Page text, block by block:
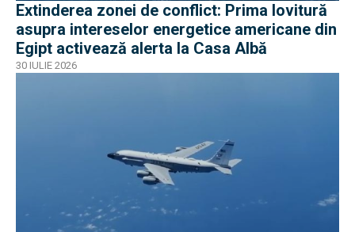
Extinderea zonei de conflict: Prima lovitură
asupra intereselor energetice americane din
Egipt activează alerta la Casa Albă
30 IULIE 2026